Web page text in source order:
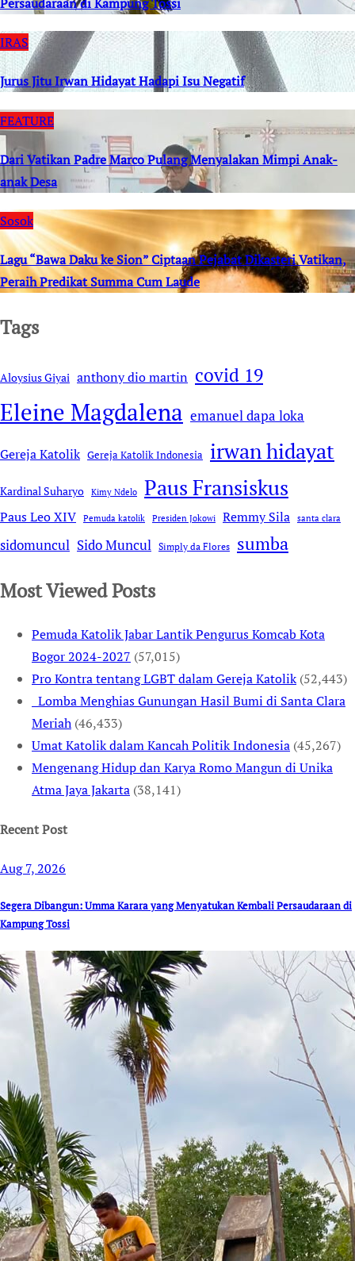
IRAS
Jurus Jitu Irwan Hidayat Hadapi Isu Negatif
FEATURE
Dari Vatikan Padre Marco Pulang Menyalakan Mimpi Anak-
anak Desa
Sosok
Lagu “Bawa Daku ke Sion” Ciptaan Pejabat Dikasteri Vatikan,
Peraih Predikat Summa Cum Laude
Tags
Aloysius Giyai anthony dio martin covid 19
Eleine Magdalena emanuel dapa loka
Gereja Katolik Gereja Katolik Indonesia irwan hidayat
Kardinal Suharyo Kimy Ndelo Paus Fransiskus
Paus Leo XIV Pemuda katolik Presiden Jokowi Remmy Sila santa clara
sidomuncul Sido Muncul Simply da Flores sumba
Most Viewed Posts
Pemuda Katolik Jabar Lantik Pengurus Komcab Kota
Bogor 2024-2027 (57,015)
Pro Kontra tentang LGBT dalam Gereja Katolik (52,443)
Lomba Menghias Gunungan Hasil Bumi di Santa Clara
Meriah (46,433)
Umat Katolik dalam Kancah Politik Indonesia (45,267)
Mengenang Hidup dan Karya Romo Mangun di Unika
Atma Jaya Jakarta (38,141)
Recent Post
Aug 7, 2026
Segera Dibangun: Umma Karara yang Menyatukan Kembali Persaudaraan di
Kampung Tossi